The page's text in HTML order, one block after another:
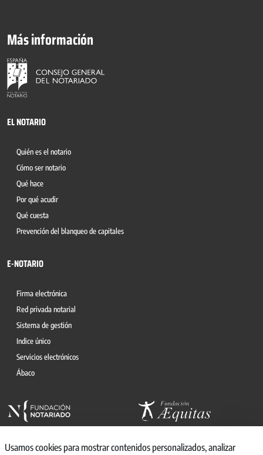
Más información
EL NOTARIO
Quién es el notario
Cómo ser notario
Qué hace
Por qué acudir
Qué cuesta
Prevención del blanqueo de capitales
E-NOTARIO
Firma electrónica
Red privada notarial
Sistema de gestión
Indice único
Servicios electrónicos
Ábaco
Usamos cookies para mostrar contenidos personalizados, analizar